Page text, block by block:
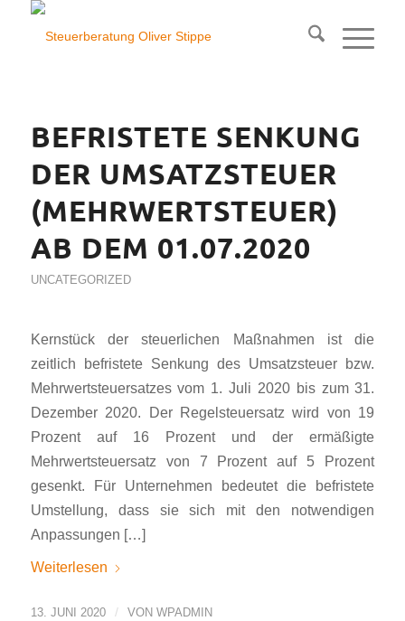
BEFRISTETE SENKUNG
DER UMSATZSTEUER
(MEHRWERTSTEUER)
AB DEM 01.07.2020
UNCATEGORIZED
Kernstück der steuerlichen Maßnahmen ist die
zeitlich befristete Senkung des Umsatzsteuer bzw.
Mehrwertsteuersatzes vom 1. Juli 2020 bis zum 31.
Dezember 2020. Der Regelsteuersatz wird von 19
Prozent auf 16 Prozent und der ermäßigte
Mehrwertsteuersatz von 7 Prozent auf 5 Prozent
gesenkt. Für Unternehmen bedeutet die befristete
Umstellung, dass sie sich mit den notwendigen
Anpassungen […]
Weiterlesen
13. JUNI 2020 / VON WPADMIN